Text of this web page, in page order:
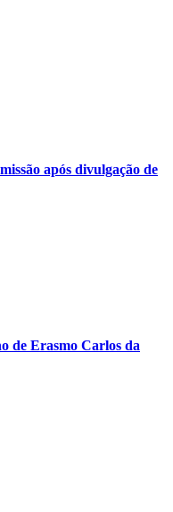
após divulgação de
de Erasmo Carlos da